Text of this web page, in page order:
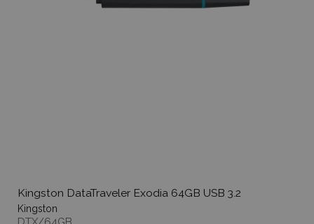
Kingston DataTraveler Exodia 64GB USB 3.2
Kingston